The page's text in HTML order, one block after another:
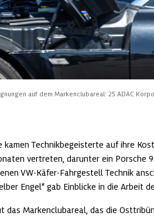
auf dem Markenclubareal: 25 ADAC
kamen Technikbegeisterte auf ihre
vertreten, darunter ein Porsche
VW-Käfer-Fahrgestell Technik
Engel“ gab Einblicke in die Arbeit
das Markenclubareal, das die